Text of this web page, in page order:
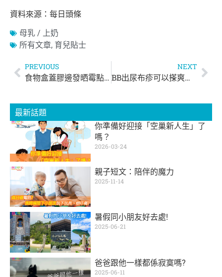
資料來源：每日頭條
母乳 / 上奶
所有文章, 育兒貼士
PREVIOUS
食物盒蓋膠邊發晒霉點算好？ 3招徹底除霉、防油污、去異味
NEXT
BB出尿布疹可以搽爽身粉嗎？ 5招擊退尿布疹紅屁股bye bye！
最新話題
你準備好迎接「空巢新人生」了
嗎？
2026-03-24
親子短文：陪伴的魔力
2025-11-14
暑假同小朋友好去處!
2025-06-21
爸爸跟他一樣都係寂寞嗎?
2025-06-11